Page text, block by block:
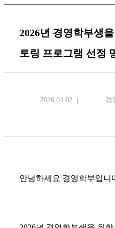
2026년 경영학부생
토링 프로그램 선정
2026.04.02 경
안녕하세요 경영학부입니